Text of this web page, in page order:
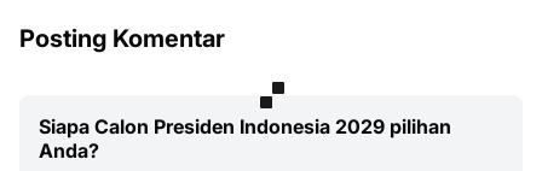
Posting Komentar
Siapa Calon Presiden Indonesia 2029 pilihan
Anda?